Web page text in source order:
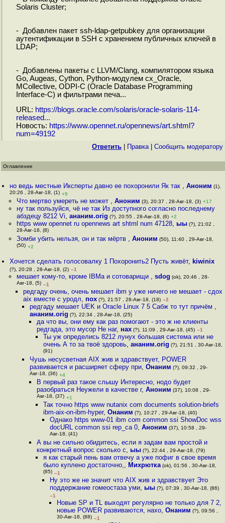
Solaris Cluster;
- Добавлен пакет ssh-ldap-getpubkey для организации
аутентификации в SSH с хранением публичных ключей в
LDAP;
- Добавлены пакеты с LLVM/Clang, компилятором языка
Go, Augeas, Cython, Python-модулем cx_Oracle,
MCollective, ODPI-C (Oracle Database Programming
Interface-C) и фильтрами печа...
URL: https://blogs.oracle.com/solaris/oracle-solaris-114-
released...
Новость: https://www.opennet.ru/opennews/art.shtml?
num=49192
Ответить Правка| Cообщить модератору
Оглавление
но ведь местные Иксперты давно ее похоронили Як так ,Аноним (1),
20:26 , 28-Авг-18, (1) +9
Что мертво умереть не может , Аноним (3), 20:37 , 28-Авг-18, (3) +17
ну так пользуйся, чё не так Из доступного согласно последнему
абздецу 8212 Vi, ананим.orig (?), 20:55 , 28-Авг-18, (6) +2
https www opennet ru opennews art shtml num 47128, ыы(?), 21:02 ,
28-Авг-18, (8)
Зомби убить нельзя, он и так мёртв , Аноним (50), 11:40 , 29-Авг-18,
(50) +2
Хочется сделать голосовалку 1 Похоронить2 Пусть живёт, kiwinix
(?), 20:28 , 28-Авг-18, (2) –1
мешает кому-то, кроме IBMа и сотоварищи , sdog (ok), 20:46 , 28-
Авг-18, (5) –1
редгаду очень, очень мешает ibm у уже ничего не мешает - сдох
aix вместе с уродл, пох(?), 21:57 , 28-Авг-18, (18) –2
редгаду мешает UEK и Oracle Linux 7 5 Сабж то тут причём ,
ананим.orig (?), 22:34 , 28-Авг-18, (25)
да что вы, они ему как раз помогают - это ж не клиенты
редгада, это мусор Не наг, нах(?), 11:09 , 29-Авг-18, (45) –1
Ты уж определись 8212 лунух большая система или не
очень А то за твоё здоровь, ананим.orig (?), 21:51 , 30-Авг-18,
(91)
Чушь несусветная AIX жив и здравствует, POWER
развивается и расширяет сферу при,Онаним (?), 09:32 , 29-
Авг-18, (36) +4
В первый раз такое слышу Интересно, нодо будет
разобраться Неужели в качестве г, Аноним (37), 10:08 , 29-
Авг-18, (37) +1
Так точно https www nutanix com documents solution-briefs
ibm-aix-on-ibm-hyper, Онаним (?), 10:27 , 29-Авг-18, (40)
Однако https www-01 ibm com common ssi ShowDoc wss
docURL common ssi rep_ca 0,Аноним (37), 10:58 , 29-
Авг-18, (41)
А вы не сильно обидитесь, если я задам вам простой и
конкретный вопрос сколько с, ыы(?), 22:44 , 29-Авг-18, (79)
я как старый пень вам отвечу а уже пофиг в свое время
было куплено достаточно,, Михрютка(ok), 01:56 , 30-Авг-18,
(85) –1
Ну это же не значит что AIX жив и здравствует Это
поддержание гомеостаза уми, ыы (?), 07:39 , 30-Авг-18, (86)
–1
Новые SP и TL выходят регулярно не только для 7 2,
новые POWER развиваются, нахо, Онаним (?), 09:56 ,
30-Авг-18, (88) –1